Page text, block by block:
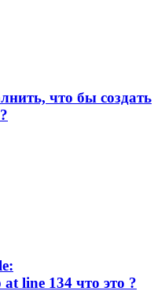
что бы создать
line 134 что это ?